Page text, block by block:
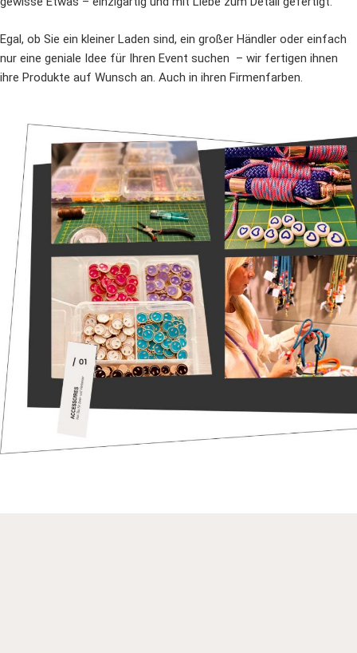
Egal, ob Sie ein kleiner Laden sind, ein großer Händler oder einfach
nur eine geniale Idee für Ihren Event suchen – wir fertigen ihnen
ihre Produkte auf Wunsch an. Auch in ihren Firmenfarben.